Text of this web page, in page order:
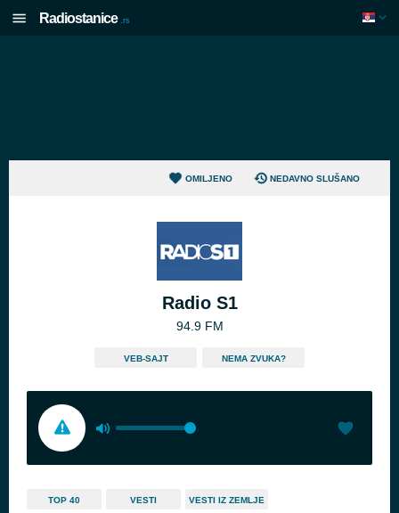
Radiostanice .rs
OMILJENO NEDAVNO SLUŠANO
Radio S1
94.9 FM
VEB-SAJT NEMA ZVUKA?
TOP 40 VESTI VESTI IZ ZEMLJE